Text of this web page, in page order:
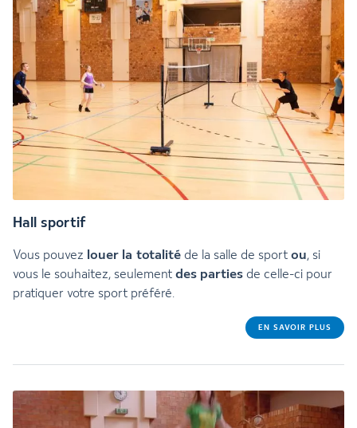
Hall sportif
Vous pouvez louer la totalité de la salle de sport ou, si
vous le souhaitez, seulement des parties de celle-ci pour
pratiquer votre sport préféré.
EN SAVOIR PLUS